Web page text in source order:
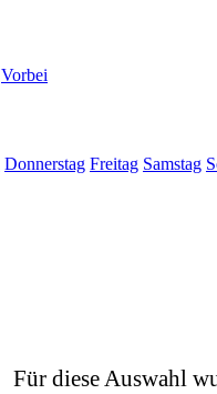
Vorbei
Donnerstag Freitag Samstag
Für diese Auswahl